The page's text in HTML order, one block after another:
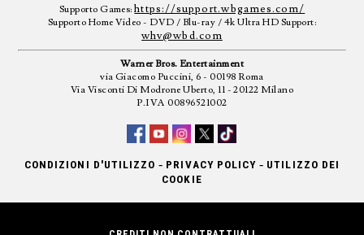
Supporto Games:https://support.wbgames.com/
Supporto Home Video - DVD / Blu-ray / 4k Ultra HD Support:
whv@wbd.com
Warner Bros. Entertainment
via Giacomo Puccini, 6 - 00198 Roma
Via Visconti Di Modrone Uberto, 11 - 20122 Milano
P.IVA 00896521002
CONDIZIONI D'UTILIZZO - PRIVACY POLICY - UTILIZZO DEI
COOKIE